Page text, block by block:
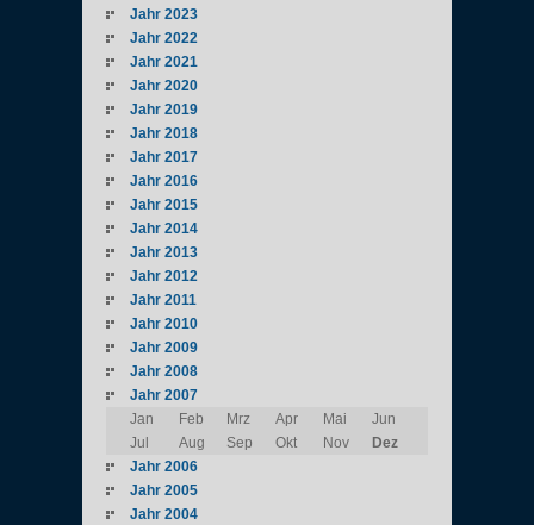
Jahr 2023
Jahr 2022
Jahr 2021
Jahr 2020
Jahr 2019
Jahr 2018
Jahr 2017
Jahr 2016
Jahr 2015
Jahr 2014
Jahr 2013
Jahr 2012
Jahr 2011
Jahr 2010
Jahr 2009
Jahr 2008
Jahr 2007
Jan
Feb Mrz Apr Mai
Jun
Jul
Aug Sep Okt Nov
Dez
Jahr 2006
Jahr 2005
Jahr 2004